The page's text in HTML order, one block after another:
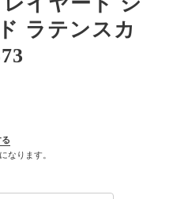
ラテンスカ
なります。